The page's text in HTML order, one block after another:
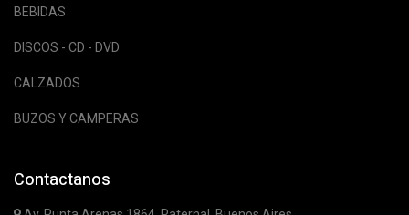
BEBIDAS
DISCOS - CD - DVD
CALZADOS
BUZOS Y CAMPERAS
Contactanos